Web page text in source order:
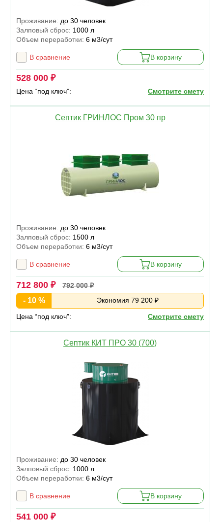
Проживание: до 30 человек
Залповый сброс: 1000 л
Объем переработки: 6 м3/сут
В сравнение В корзину
528 000 ₽
Цена “под ключ”: Смотрите смету
Септик ГРИНЛОС Пром 30 пр
Проживание: до 30 человек
Залповый сброс: 1500 л
Объем переработки: 6 м3/сут
В сравнение В корзину
712 800 ₽ 792 000 ₽
- 10 % Экономия 79 200 ₽
Цена “под ключ”: Смотрите смету
Септик КИТ ПРО 30 (700)
Проживание: до 30 человек
Залповый сброс: 1000 л
Объем переработки: 6 м3/сут
В сравнение В корзину
541 000 ₽